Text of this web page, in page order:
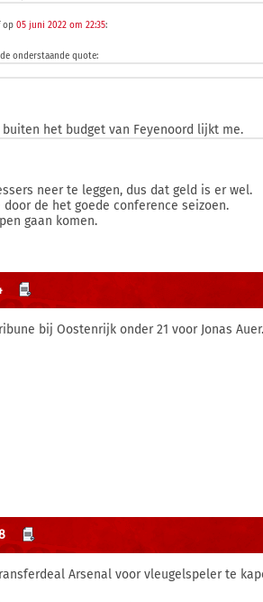
op05 juni 2022 om 22:35:
onderstaande quote:
het budget van Feyenoord lijkt me.
neer te leggen, dus dat geld is er wel.
de het goede conference seizoen.
gaan komen.
bij Oostenrijk onder 21 voor Jonas
Arsenal voor vleugelspeler te